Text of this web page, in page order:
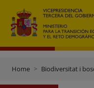
Home Biodiversitat i